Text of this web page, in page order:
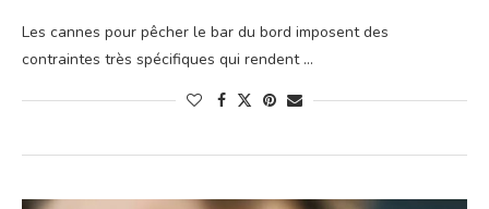
Les cannes pour pêcher le bar du bord imposent des
contraintes très spécifiques qui rendent …